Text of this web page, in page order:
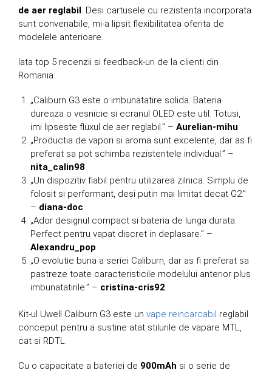
de aer reglabil. Desi cartusele cu rezistenta incorporata
sunt convenabile, mi-a lipsit flexibilitatea oferita de
modelele anterioare.
Iata top 5 recenzii si feedback-uri de la clienti din
Romania:
„Caliburn G3 este o imbunatatire solida. Bateria
dureaza o vesnicie si ecranul OLED este util. Totusi,
imi lipseste fluxul de aer reglabil.” – Aurelian-mihu
„Productia de vapori si aroma sunt excelente, dar as fi
preferat sa pot schimba rezistentele individual.” –
nita_calin98
„Un dispozitiv fiabil pentru utilizarea zilnica. Simplu de
folosit si performant, desi putin mai limitat decat G2.”
– diana-doc
„Ador designul compact si bateria de lunga durata.
Perfect pentru vapat discret in deplasare.” –
Alexandru_pop
„O evolutie buna a seriei Caliburn, dar as fi preferat sa
pastreze toate caracteristicile modelului anterior plus
imbunatatirile.” – cristina-cris92
Kit-ul Uwell Caliburn G3 este un vape reincarcabil reglabil
conceput pentru a sustine atat stilurile de vapare MTL,
cat si RDTL.
Cu o capacitate a bateriei de 900mAh si o serie de